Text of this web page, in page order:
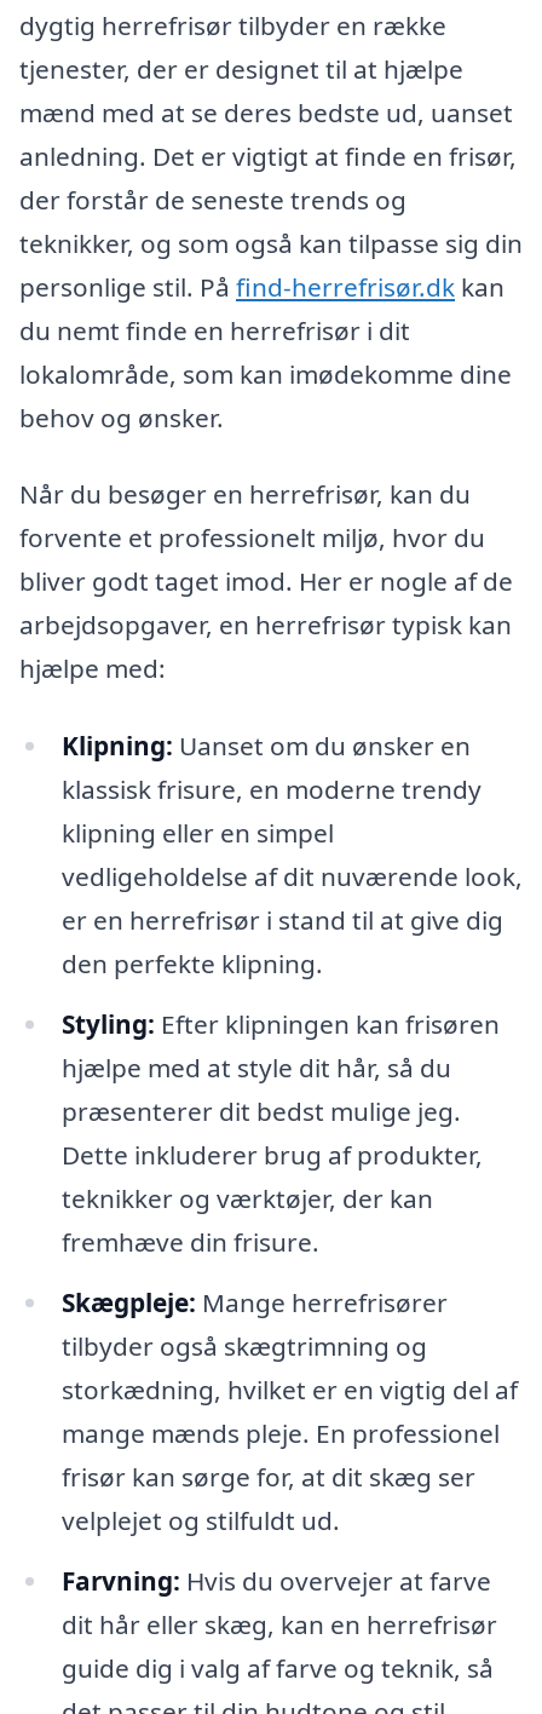
dygtig herrefrisør tilbyder en række
tjenester, der er designet til at hjælpe
mænd med at se deres bedste ud, uanset
anledning. Det er vigtigt at finde en frisør,
der forstår de seneste trends og
teknikker, og som også kan tilpasse sig din
personlige stil. På find-herrefrisør.dk kan
du nemt finde en herrefrisør i dit
lokalområde, som kan imødekomme dine
behov og ønsker.
Når du besøger en herrefrisør, kan du
forvente et professionelt miljø, hvor du
bliver godt taget imod. Her er nogle af de
arbejdsopgaver, en herrefrisør typisk kan
hjælpe med:
Klipning: Uanset om du ønsker en
klassisk frisure, en moderne trendy
klipning eller en simpel
vedligeholdelse af dit nuværende look,
er en herrefrisør i stand til at give dig
den perfekte klipning.
Styling: Efter klipningen kan frisøren
hjælpe med at style dit hår, så du
præsenterer dit bedst mulige jeg.
Dette inkluderer brug af produkter,
teknikker og værktøjer, der kan
fremhæve din frisure.
Skægpleje: Mange herrefrisører
tilbyder også skægtrimning og
storkædning, hvilket er en vigtig del af
mange mænds pleje. En professionel
frisør kan sørge for, at dit skæg ser
velplejet og stilfuldt ud.
Farvning: Hvis du overvejer at farve
dit hår eller skæg, kan en herrefrisør
guide dig i valg af farve og teknik, så